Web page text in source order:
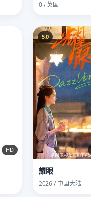
0 / 英国
HD
5.0
耀眼
2026 / 中国大陆